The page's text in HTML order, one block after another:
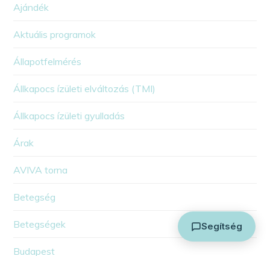
Ajándék
Aktuális programok
Állapotfelmérés
Állkapocs ízületi elváltozás (TMI)
Állkapocs ízületi gyulladás
Árak
AVIVA torna
Betegség
Betegségek
Budapest
Segítség
Általában azonnal válaszolok